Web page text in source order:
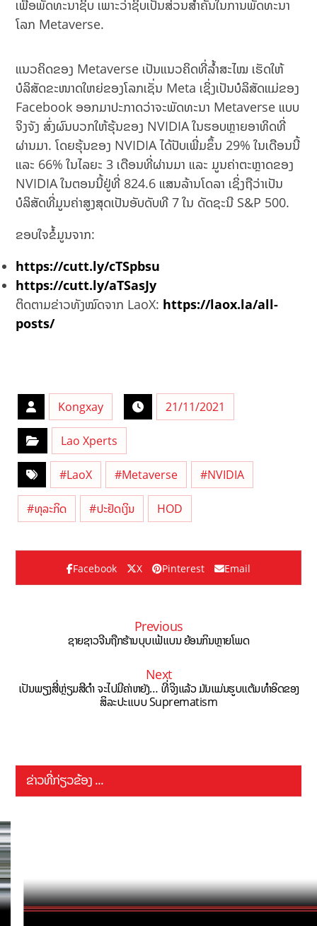
ເພື່ອພັດທະນາຊິບ ເພາະວ່າຊິບເປັນສ່ວນສຳຄັນໃນການພັດທະນາ
ໂລກ Metaverse.
ແນວຄິດຂອງ Metaverse ເປັນແນວຄິດທີ່ລ້ຳສະໄໝ ເຮັດໃຫ້
ບໍລິສັດຂະໜາດໃຫຍ່ຂອງໂລກເຊັ່ນ Meta ເຊິ່ງເປັນບໍລິສັດແມ່ຂອງ
Facebook ອອກມາປະກາດວ່າຈະພັດທະນາ Metaverse ແບບ
ຈິງຈັງ ສົ່ງຜົນບວກໃຫ້ຮຸ້ນຂອງ NVIDIA ໃນຮອບຫຼາຍອາທິດທີ່
ຜ່ານມາ. ໂດຍຮຸ້ນຂອງ NVIDIA ໄດ້ປັບເພີ່ມຂຶ້ນ 29% ໃນເດືອນນີ້
ແລະ 66% ໃນໄລຍະ 3 ເດືອນທີ່ຜ່ານມາ ແລະ ມູນຄ່າຕະຫຼາດຂອງ
NVIDIA ໃນຕອນນີ້ຢູ່ທີ່ 824.6 ແສນລ້ານໂດລາ ເຊິ່ງຖືວ່າເປັນ
ບໍລິສັດທີ່ມູນຄ່າສູງສຸດເປັນອັບດັບທີ 7 ໃນ ດັດຊະນີ S&P 500.
ຂອບໃຈຂໍ້ມູນຈາກ:
https://cutt.ly/cTSpbsu
https://cutt.ly/aTSasJy
ຕິດຕາມຂ່າວທັງໝົດຈາກ LaoX: https://laox.la/all-
posts/
Kongxay 21/11/2021
Lao Xperts
#LaoX #Metaverse #NVIDIA
#ທຸລະກິດ #ປະຢັດເງິນ HOD
Facebook X Pinterest Email
Previous
ຊາຍຊາວຈີນຖືກຮ້ານບຸບເຟ້ແບນ ຍ້ອນກິນຫຼາຍໂພດ
Next
ເປັນພຽງສີ່ຫຼ່ຽມສີດຳ ຈະໄປມີຄ່າຫຍັງ… ທີ່ຈິງແລ້ວ ມັນແມ່ນຮູບແຕ້ມທຳອິດຂອງ
ສິລະປະແບບ Suprematism
ຂ່າວທີ່ກ່ຽວຂ້ອງ ...